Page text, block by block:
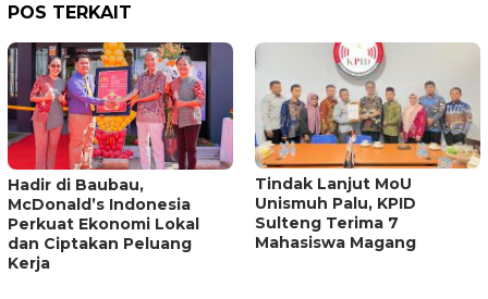
POS TERKAIT
Hadir di Baubau,
McDonald’s Indonesia
Perkuat Ekonomi Lokal
dan Ciptakan Peluang
Kerja
Tindak Lanjut MoU
Unismuh Palu, KPID
Sulteng Terima 7
Mahasiswa Magang